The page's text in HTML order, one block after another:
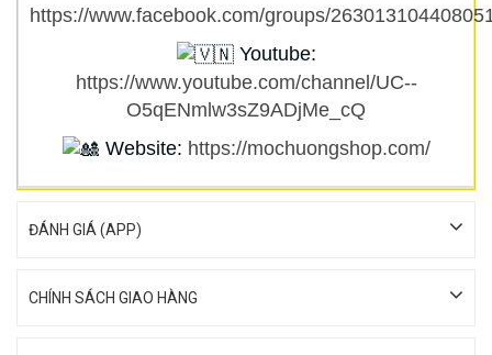
https://www.facebook.com/groups/
Youtube:
https://www.youtube.com/channel/UC--
O5qENmlw3sZ9ADjMe_cQ
Website: https://mochuongshop.com/
ĐÁNH GIÁ (APP)
CHÍNH SÁCH GIAO HÀNG